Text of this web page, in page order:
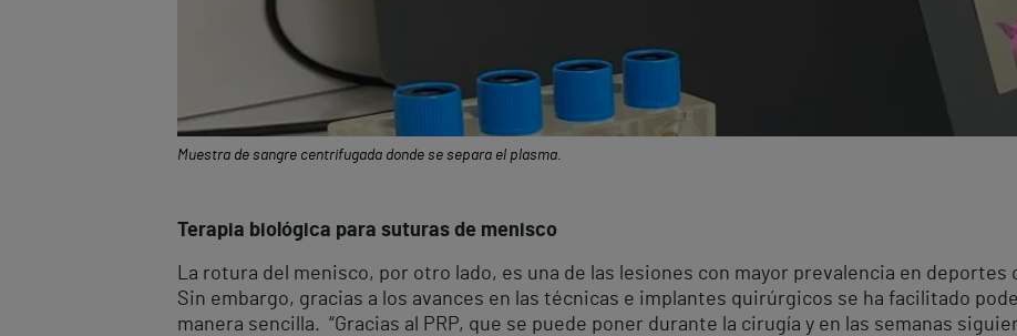
Muestra de sangre centrifugada donde se separa el plasma.
Terapia biológica para suturas de menisco
La rotura del menisco, por otro lado, es una de las lesiones con mayor prevalencia en
Sin embargo, gracias a los avances en las técnicas e implantes quirúrgicos se ha facilitado
manera sencilla. “Gracias al PRP, que se puede poner durante la cirugía y en las semanas